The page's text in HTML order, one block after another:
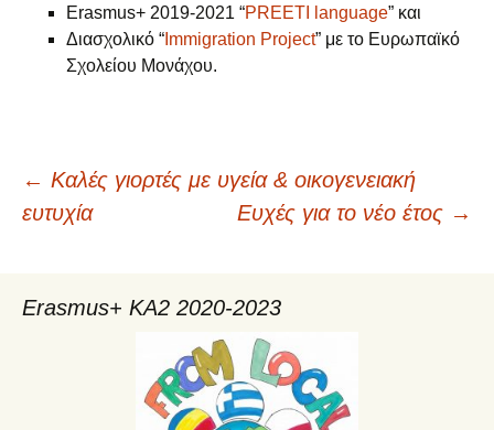
Erasmus+ 2019-2021 “PREETI language” και
Διασχολικό “ Immigration Project” με το Ευρωπαϊκό
Σχολείου Μονάχου.
Πλοήγηση
άρθρων
← Καλές γιορτές με υγεία & οικογενειακή
ευτυχία
Ευχές για το νέο έτος →
Erasmus+ KA2 2020-2023